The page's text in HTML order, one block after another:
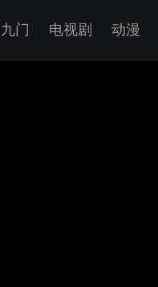
九门 电视剧 动漫